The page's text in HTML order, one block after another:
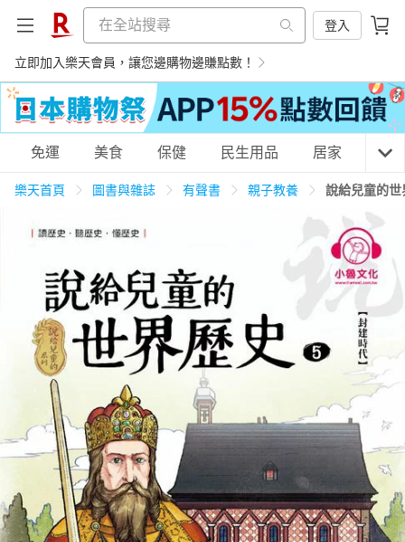
登入
立即加入樂天會員，讓您邊購物邊賺點數！
購物網分類
天天免運 美食蛋糕 民生用品
居家生活 3C家電 運動休閒 親子玩具
女裝 情趣用品
日本購物 電子/紙本書
HOT
免運 美食 保健 民生用品 居家 3C
樂天首頁 圖書與雜誌 有聲書 親子教養 說給兒童的